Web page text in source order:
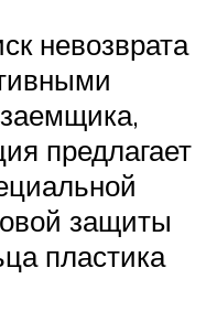
невозврата
предлагает
защиты
пластика